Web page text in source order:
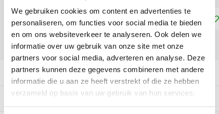
We gebruiken cookies om content en advertenties te
personaliseren, om functies voor social media te bieden
en om ons websiteverkeer te analyseren. Ook delen we
informatie over uw gebruik van onze site met onze
partners voor social media, adverteren en analyse. Deze
partners kunnen deze gegevens combineren met andere
informatie die u aan ze heeft verstrekt of die ze hebben
verzameld op basis van uw gebruik van hun services.
Toevoegen aan winkelwagen
DELEN:
Productomschrijving
Gerelateerde producten